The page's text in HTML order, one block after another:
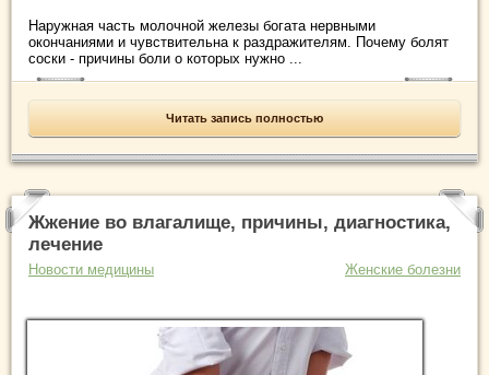
Наружная часть молочной железы богата нервными
окончаниями и чувствительна к раздражителям. Почему болят
соски - причины боли о которых нужно ...
Читать запись полностью
Жжение во влагалище, причины, диагностика,
лечение
Новости медицины Женские болезни